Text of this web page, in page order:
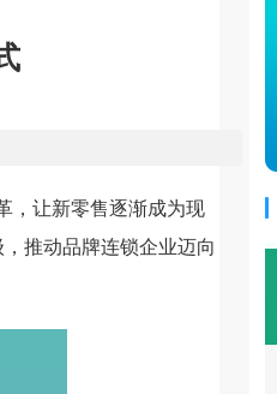
，让新零售逐渐成为现
推动品牌连锁企业迈向